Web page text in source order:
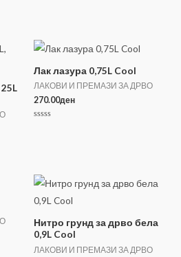
Лак лазура 0,75L Cool
ЛАКОВИ И ПРЕМАЗИ ЗА ДРВО
270.00ден
Нитро грунд за дрво бела
0,9L Cool
ЛАКОВИ И ПРЕМАЗИ ЗА ДРВО